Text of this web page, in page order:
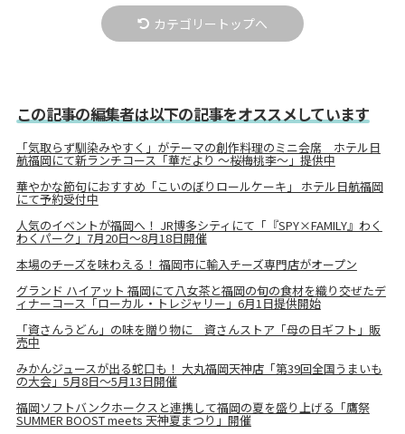
カテゴリートップへ
この記事の編集者は以下の記事をオススメしています
「気取らず馴染みやすく」がテーマの創作料理のミニ会席 ホテル日
航福岡にて新ランチコース「華だより ～桜梅桃李～」提供中
華やかな節句におすすめ「こいのぼりロールケーキ」 ホテル日航福岡
にて予約受付中
人気のイベントが福岡へ！ JR博多シティにて「『SPY×FAMILY』わく
わくパーク」7月20日～8月18日開催
本場のチーズを味わえる！ 福岡市に輸入チーズ専門店がオープン
グランド ハイアット 福岡にて八女茶と福岡の旬の食材を織り交ぜたデ
ィナーコース「ローカル・トレジャリー」6月1日提供開始
「資さんうどん」の味を贈り物に 資さんストア「母の日ギフト」販
売中
みかんジュースが出る蛇口も！ 大丸福岡天神店「第39回全国うまいも
の大会」5月8日～5月13日開催
福岡ソフトバンクホークスと連携して福岡の夏を盛り上げる「鷹祭
SUMMER BOOST meets 天神夏まつり」開催